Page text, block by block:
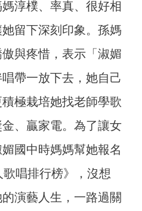
淳樸、率真、很好相
留下深刻印象。孫媽
與疼惜，表示「淑媚
帶一放下去，她自己
極栽培她找老師學歌
、贏家電。為了讓女
國中時媽媽幫她報名
唱排行榜》，沒想
演藝人生，一路過關